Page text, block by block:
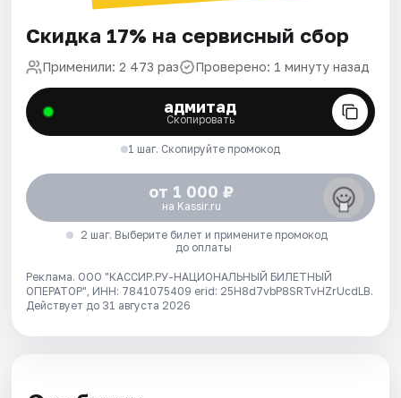
Скидка 17% на сервисный сбор
Применили: 2 473 раз Проверено: 1 минуту назад
адмитад
Скопировать
1 шаг. Скопируйте промокод
от 1 000 ₽
на Kassir.ru
2 шаг. Выберите билет и примените промокод
до оплаты
Реклама. ООО "КАССИР.РУ-НАЦИОНАЛЬНЫЙ БИЛЕТНЫЙ
ОПЕРАТОР", ИНН: 7841075409 erid: 25H8d7vbP8SRTvHZrUcdLB.
Действует до 31 августа 2026